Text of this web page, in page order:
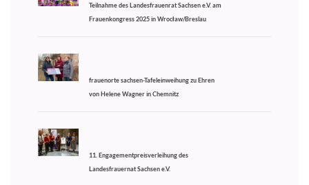
Teilnahme des Landesfrauenrat Sachsen e.V. am
Frauenkongress 2025 in Wrocław/Breslau
frauenorte sachsen-Tafeleinweihung zu Ehren
von Helene Wagner in Chemnitz
11. Engagementpreisverleihung des
Landesfrauernat Sachsen e.V.